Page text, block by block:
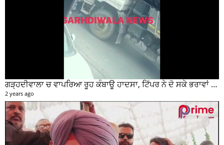
ਗੜ੍ਹਦੀਵਾਲਾ ਚ ਵਾਪਰਿਆ ਰੂਹ ਕੰਬਾਊ ਹਾਦਸਾ, ਟਿੱਪਰ ਨੇ ਦੋ ਸਕੇ ਭਰਾਵਾਂ ਨੂੰ ਕੁਚਲਿਆ, ਸੀਸੀਟੀਵੀ ਫੁਟੇਜ ਵੀ ਆਈ ਸਾਹਮਣੇ
2 years ago